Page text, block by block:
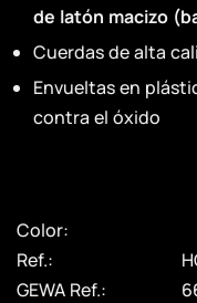
de latón macizo
Cuerdas de alta
Envueltas en
contra el óxido
Color:
Ref.:
GEWA Ref.: